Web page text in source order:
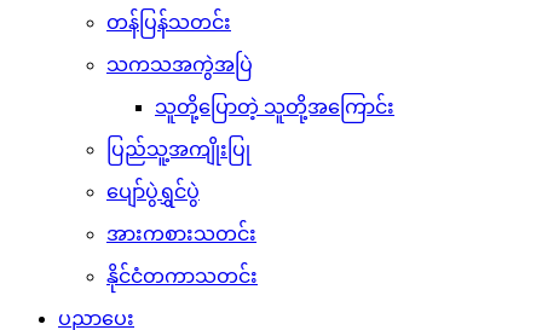
တန်ပြန်သတင်း
သကသအကွဲအပြဲ
သူတို့ပြောတဲ့ သူတို့အကြောင်း
ပြည်သူ့အကျိုးပြု
ပျော်ပွဲရွှင်ပွဲ
အားကစားသတင်း
နိုင်ငံတကာသတင်း
ပညာပေး